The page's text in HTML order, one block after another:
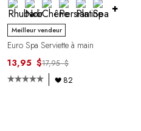
+
Meilleur vendeur
Euro Spa Serviette à main
13,95 $17,95 $
82